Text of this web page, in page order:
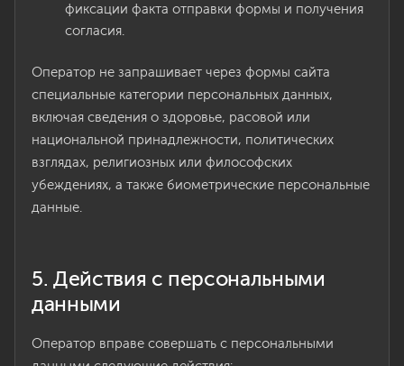
фиксации факта отправки формы и получения
согласия.
Оператор не запрашивает через формы сайта
специальные категории персональных данных,
включая сведения о здоровье, расовой или
национальной принадлежности, политических
взглядах, религиозных или философских
убеждениях, а также биометрические персональные
данные.
5. Действия с персональными
данными
Оператор вправе совершать с персональными